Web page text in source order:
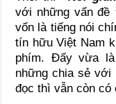
với những vấn đề
vốn là tiếng nói
tín hữu Việt Nam
phím. Đấy vừa
những chia sẻ với
đọc thì vẫn còn